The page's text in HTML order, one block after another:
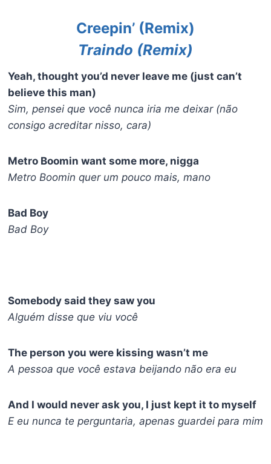
Creepin’ (Remix)
Traindo (Remix)
Yeah, thought you’d never leave me (just can’t
believe this man)
Sim, pensei que você nunca iria me deixar (não
consigo acreditar nisso, cara)
Metro Boomin want some more, nigga
Metro Boomin quer um pouco mais, mano
Bad Boy
Bad Boy
Somebody said they saw you
Alguém disse que viu você
The person you were kissing wasn’t me
A pessoa que você estava beijando não era eu
And I would never ask you, I just kept it to myself
E eu nunca te perguntaria, apenas guardei para mim